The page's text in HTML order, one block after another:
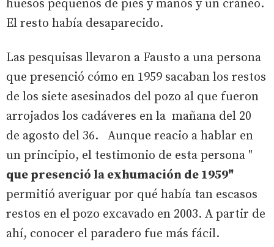
huesos pequeños de pies y manos y un cráneo.
El resto había desaparecido.
Las pesquisas llevaron a Fausto a una persona
que presenció cómo en 1959 sacaban los restos
de los siete asesinados del pozo al que fueron
arrojados los cadáveres en la mañana del 20
de agosto del 36. Aunque reacio a hablar en
un principio, el testimonio de esta persona "
que presenció la exhumación de 1959"
permitió averiguar por qué había tan escasos
restos en el pozo excavado en 2003. A partir de
ahí, conocer el paradero fue más fácil.